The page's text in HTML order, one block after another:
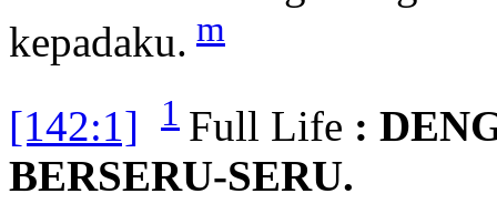
kepadaku. m
[142:1] 1 Full Life :
BERSERU-SERU.